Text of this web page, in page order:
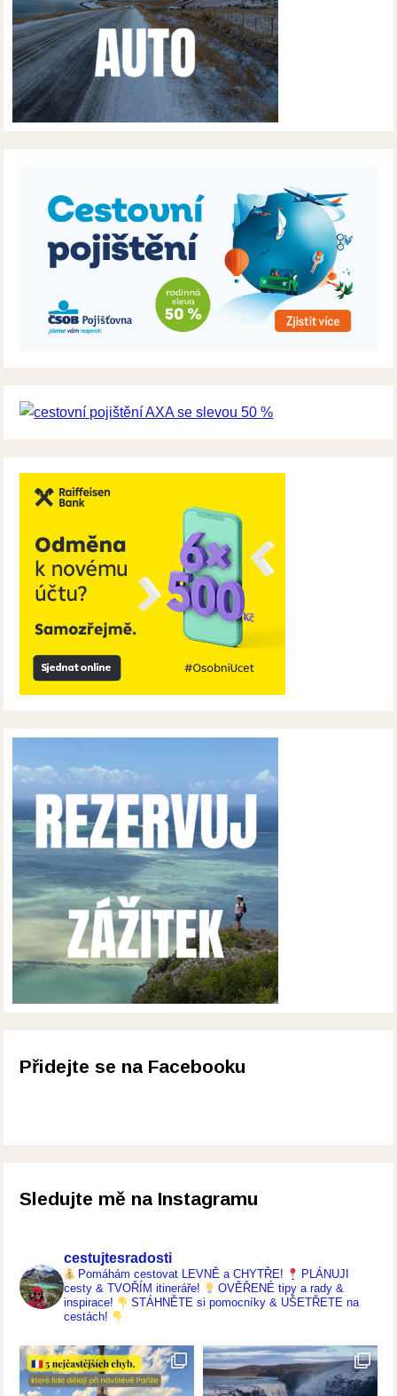
Přidejte se na Facebooku
Sledujte mě na Instagramu
cestujtesradosti
Pomáhám cestovat LEVNĚ a CHYTŘE!
PLÁNUJI
cesty & TVOŘÍM itineráře!
OVĚŘENÉ tipy a rady &
inspirace!
STÁHNĚTE si pomocníky & UŠETŘETE na
cestách!